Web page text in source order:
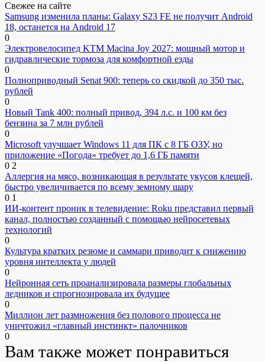
Свежее на сайте
Samsung изменила планы: Galaxy S23 FE не получит Android
18, останется на Android 17
0
Электровелосипед KTM Macina Joy 2027: мощный мотор и
гидравлические тормоза для комфортной езды
0
Полноприводный Senat 900: теперь со скидкой до 350 тыс.
рублей
0
Новый Tank 400: полный привод, 394 л.с. и 100 км без
бензина за 7 млн рублей
0
Microsoft улучшает Windows 11 для ПК с 8 ГБ ОЗУ, но
приложение «Погода» требует до 1,6 ГБ памяти
0 2
Аллергия на мясо, возникающая в результате укусов клещей,
быстро увеличивается по всему земному шару
0 1
ИИ-контент проник в телевидение: Roku представил первый
канал, полностью созданный с помощью нейросетевых
технологий
0
Культура кратких резюме и саммари приводит к снижению
уровня интеллекта у людей
0
Нейронная сеть проанализировала размеры глобальных
ледников и спрогнозировала их будущее
0
Миллион лет размножения без полового процесса не
уничтожил «главный инстинкт» палочников
0
Вам также может понравиться